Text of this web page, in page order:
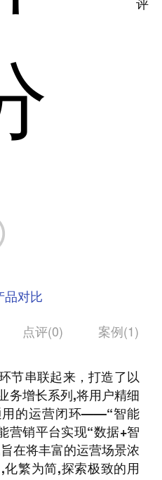
品对比
点评(0) 案例(1)
节串联起来，打造了以
务增长系列,将用户精细
用的运营闭环——“智能
营销平台实现“数据+智
在将丰富的运营场景浓
繁为简,探索极致的用